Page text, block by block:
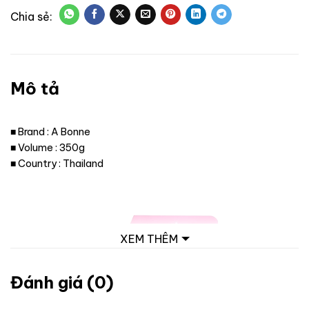
Mô tả
■ Brand : A Bonne
■ Volume : 350g
■ Country : Thailand
XEM THÊM
Đánh giá (0)